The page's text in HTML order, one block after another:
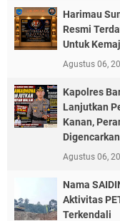
Harimau
Resmi
Untuk
Agustus 06,
Kapolres
Lanjutkan
Kanan,
Digencarkan
Agustus 06,
Nama
Aktivitas
Terkendali